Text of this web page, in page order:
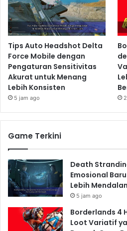
Tips Auto Headshot Delta
Force Mobile dengan
Pengaturan Sensitivitas
Akurat untuk Menang
Lebih Konsisten
5 jam ago
Game Terkini
Death
Emosional
Lebih
5 jam ago
Borderlands 4
Loot Variatif